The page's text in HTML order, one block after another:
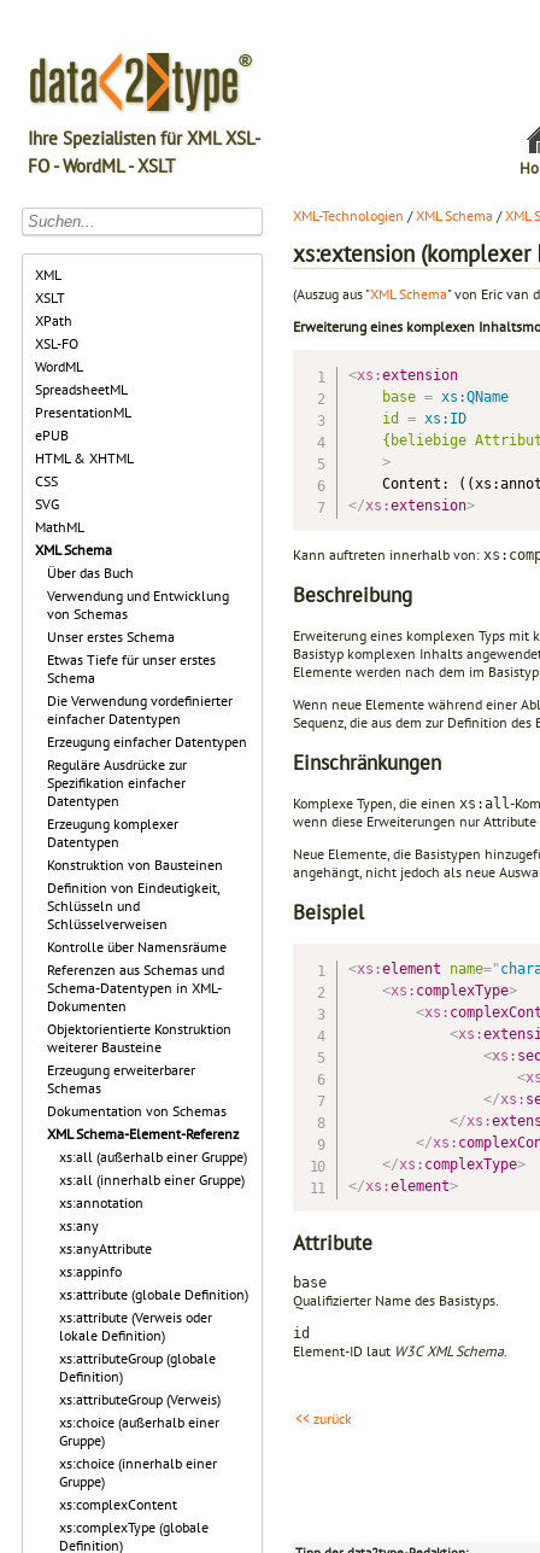
Ihre Spezialisten für XML XSL-
FO - WordML - XSLT
XML
XSLT
XPath
XSL-FO
WordML
SpreadsheetML
PresentationML
ePUB
HTML & XHTML
CSS
SVG
MathML
XML Schema
Über das Buch
Verwendung und Entwicklung
von Schemas
Unser erstes Schema
Etwas Tiefe für unser erstes
Schema
Die Verwendung vordefinierter
einfacher Datentypen
Erzeugung einfacher Datentypen
Reguläre Ausdrücke zur
Spezifikation einfacher
Datentypen
Erzeugung komplexer
Datentypen
Konstruktion von Bausteinen
Definition von Eindeutigkeit,
Schlüsseln und
Schlüsselverweisen
Kontrolle über Namensräume
Referenzen aus Schemas und
Schema-Datentypen in XML-
Dokumenten
Objektorientierte Konstruktion
weiterer Bausteine
Erzeugung erweiterbarer
Schemas
Dokumentation von Schemas
XML Schema-Element-Referenz
xs:all (außerhalb einer Gruppe)
xs:all (innerhalb einer Gruppe)
xs:annotation
xs:any
xs:anyAttribute
xs:appinfo
xs:attribute (globale Definition)
xs:attribute (Verweis oder
lokale Definition)
xs:attributeGroup (globale
Definition)
xs:attributeGroup (Verweis)
xs:choice (außerhalb einer
Gruppe)
xs:choice (innerhalb einer
Gruppe)
xs:complexContent
xs:complexType (globale
Definition)
XML-Technologien /XML Schema /XML
xs:extension (komplexer
(Auszug aus "XML Schema" von Eric van
Erweiterung eines komplexen
<xs:extension
base = xs:QName
id
= xs:ID
{beliebige
>
</xs:extension>
Kann auftreten innerhalb von:
Beschreibung
Erweiterung eines komplexen Typs mit
Basistyp komplexen Inhalts
Elemente werden nach dem im
Wenn neue Elemente während einer
Sequenz, die aus dem zur Definition
Einschränkungen
Komplexe Typen, die einen xs:all-
wenn diese Erweiterungen nur
Neue Elemente, die Basistypen
angehängt, nicht jedoch als neue
Beispiel
<xs:element name="
<xs: complexType>
<xs:
<xs:
<xs:
<
</xs:
</xs:
</xs:
</xs: complexType>
</xs:element>
Attribute
base
Qualifizierter Name des Basistyps.
id
Element-ID laut W3C XML Schema.
<< zurück